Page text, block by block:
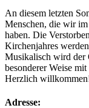
An diesem letzten
Menschen, die wir
haben. Die
Kirchenjahres
Musikalisch wird der
besonderer Weise mit
Herzlich
Adresse: